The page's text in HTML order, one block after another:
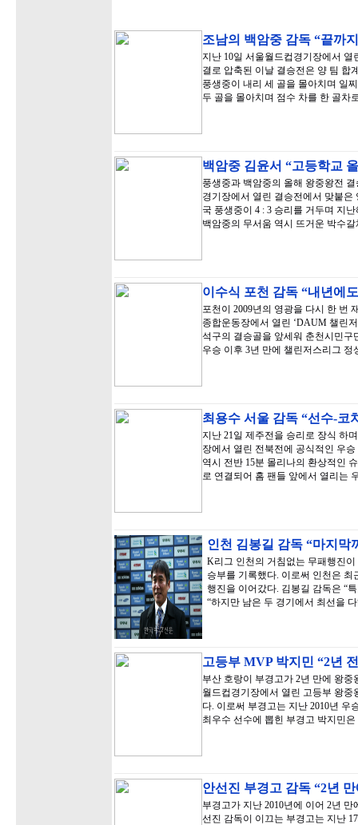
조남의 백암중 감독 “끝까
지난 10일 서울월드컵경기장에서
결로 압축된 이날 결승전은 양 팀 합
풍생중이 내리 세 골을 몰아치며 일
두 골을 몰아치며 점수 차를 한 골차
백암중 김윤서 “고등학교
풍생중과 백암중의 올해 왕중왕전
경기장에서 열린 결승전에서 맞붙
국 풍생중이 4 : 3 승리를 거두며 지
백암중의 무서움 역시 뜨거운 박수
이수식 포천 감독 “내년에
포천이 2009년의 영광을 다시 한 번
종합운동장에서 열린 ‘DAUM 챌린
석구의 결승골을 앞세워 춘천시민구
우승 이후 3년 만에 챌린저스리그
최용수 서울 감독 “선수-코
지난 21일 제주전을 승리로 장식 하
장에서 열린 전북전에 공식적인 우
역시 전반 15분 몰리나의 환상적인
로 연결되어 홈 팬들 앞에서 열리는
인천 김봉길 감독 “마지막
K리그 인천의 거침없는 무패행진
승부를 기록했다. 이로써 인천은 최
행진을 이어갔다. 김봉길 감독은 “
“하지만 남은 두 경기에서 최선을
고등부 MVP 박지민 “2년
부산 호랑이 부경고가 2년 만에 왕
월드컵경기장에서 열린 고등부 왕중
다. 이로써 부경고는 지난 2010년 우
최우수 선수에 뽑힌 부경고 박지민
안선진 부경고 감독 “2년
부경고가 지난 2010년에 이어 2년
선진 감독이 이끄는 부경고는 지난